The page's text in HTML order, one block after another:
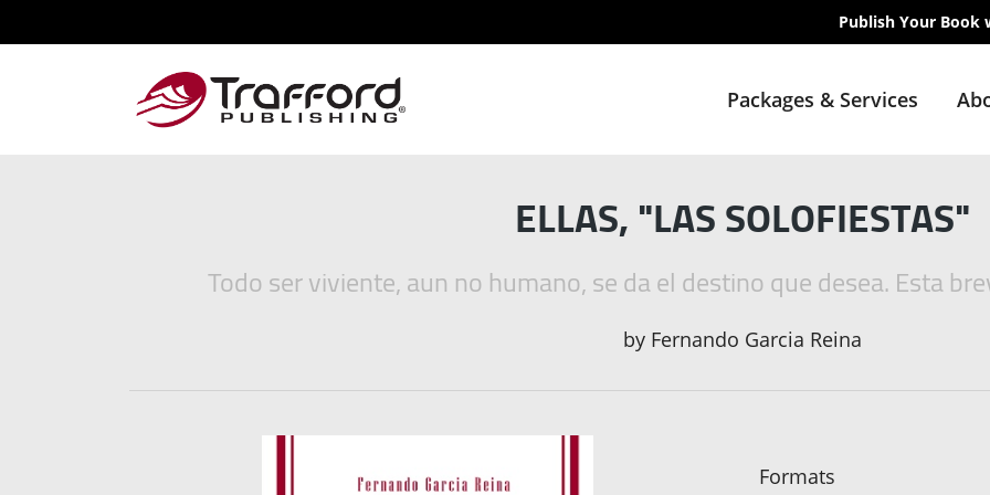
Publish Your Book
Packages & Services
ELLAS, "LAS SOLOFIESTAS"
Todo ser viviente, aun no humano, se da el destino que desea. Esta
by Fernando Garcia Reina
Formats